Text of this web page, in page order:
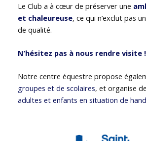
Le Club a à cœur de préserver une
et chaleureuse, ce qui n’exclut pas
de qualité.
N’hésitez pas à nous rendre visite !
Notre centre équestre propose
groupes et de scolaires, et organise
adultes et enfants en situation de